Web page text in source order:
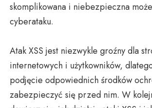
skomplikowana i niebezpieczna
cyberataku.
Atak XSS jest niezwykle groźny dla
internetowych i użytkowników,
podjęcie odpowiednich środków
zabezpieczyć się przed nim. W